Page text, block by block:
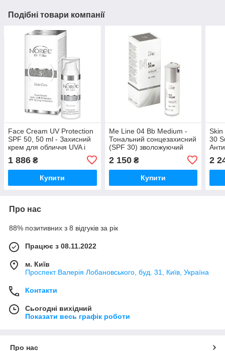
Подібні товари компанії
Face Cream UV Protection
SPF 50, 50 ml - Захисний
крем для обличчя UVA і
1 886 ₴
Купити
Me Line 04 Bb Medium -
Тональний сонцезахисний
(SPF 30) зволожуючий
2 150₴
Купити
Skin
30
2
Про нас
88% позитивних з 8 відгуків за рік
Працює з 08.11.2022
м. Київ
Проспект Валерія Лобановського, буд. 31, Київ, Україна
Контакти
Сьогодні вихідний
Показати весь графік роботи
Про нас